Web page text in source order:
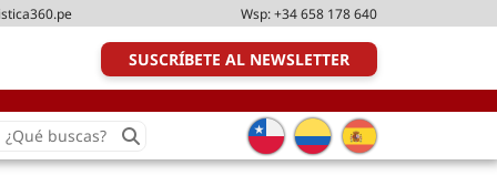
Wsp:+34 658 178 640
SUSCRÍBETE AL NEWSLETTER
Search
for: